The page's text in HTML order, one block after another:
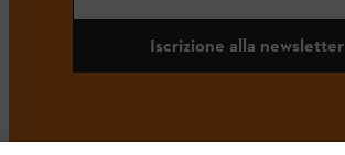
Iscrizione alla newsletter